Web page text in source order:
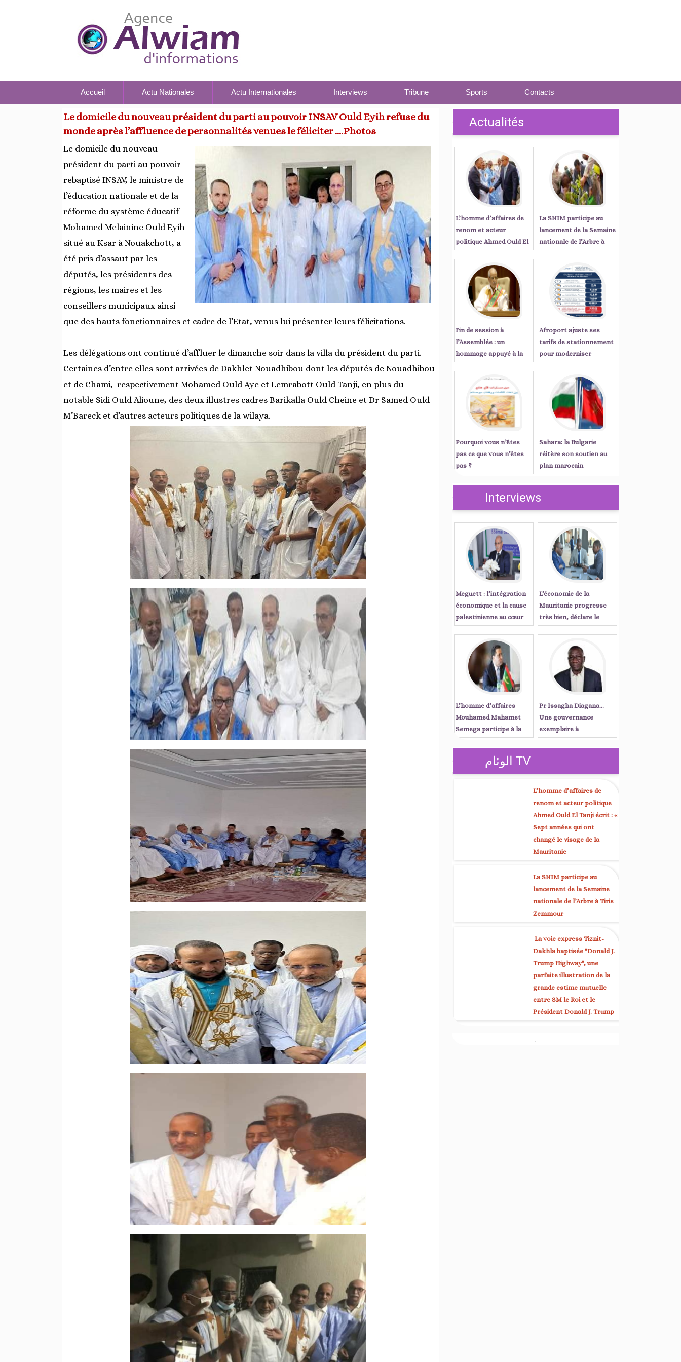
Accueil Actu Nationales Actu Internationales Interviews Tribune Sports Contacts
Le domicile du nouveau président du parti au pouvoir INSAV Ould Eyih refuse du
monde après l’affluence de personnalités venues le féliciter ….Photos
Le domicile du nouveau
président du parti au pouvoir
rebaptisé INSAV, le ministre de
l’éducation nationale et de la
réforme du système éducatif
Mohamed Melainine Ould Eyih
situé au Ksar à Nouakchott, a
été pris d’assaut par les
députés, les présidents des
régions, les maires et les
conseillers municipaux ainsi
que des hauts fonctionnaires et cadre de l’Etat, venus lui présenter leurs félicitations.
Les délégations ont continué d’affluer le dimanche soir dans la villa du président du parti.
Certaines d’entre elles sont arrivées de Dakhlet Nouadhibou dont les députés de Nouadhibou
et de Chami, respectivement Mohamed Ould Aye et Lemrabott Ould Tanji, en plus du
notable Sidi Ould Alioune, des deux illustres cadres Barikalla Ould Cheine et Dr Samed Ould
M’Bareck et d’autres acteurs politiques de la wilaya.
Actualités
L’homme d’affaires de
renom et acteur
politique Ahmed Ould El
années qui ont changé le
visage de la Mauritanie
La SNIM participe au
lancement de la Semaine
nationale de l’Arbre à
Fin de session à
l’Assemblée : un
hommage appuyé à la
Afroport ajuste ses
tarifs de stationnement
pour moderniser
Nouakchott
Pourquoi vous n’êtes
pas ce que vous n’êtes
pas ?
Sahara: la Bulgarie
réitère son soutien au
plan marocain
Interviews
Meguett : l’intégration
économique et la cause
palestinienne au cœur
parlementaire islamique
L’économie de la
Mauritanie progresse
très bien, déclare le
L’homme d’affaires
Mouhamed Mahamet
Semega participe à la
sénégalais, présidée par
les Premiers ministres
Pr Issagha Diagana…
Une gouvernance
exemplaire à
الوئام TV
L’homme d’affaires de
renom et acteur politique
Ahmed Ould El Tanji écrit : «
Sept années qui ont
changé le visage de la
Mauritanie
La SNIM participe au
lancement de la Semaine
nationale de l’Arbre à Tiris
Zemmour
La voie express Tiznit-
Dakhla baptisée "Donald J.
Trump Highway", une
parfaite illustration de la
grande estime mutuelle
entre SM le Roi et le
Président Donald J. Trump